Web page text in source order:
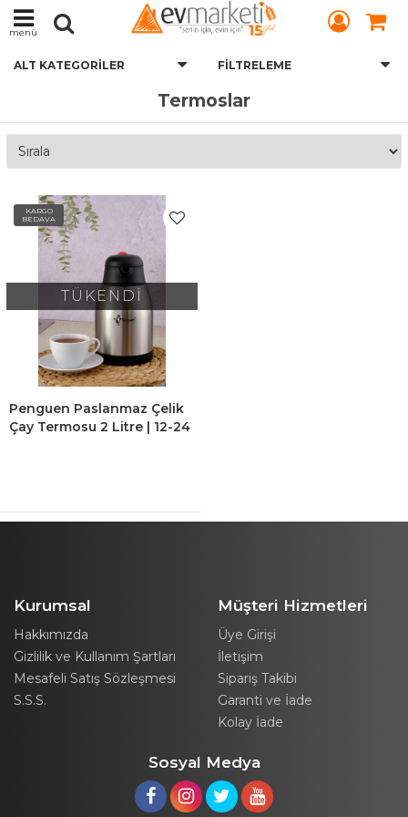
menü
ALT KATEGORILER FILTRELEME
Termoslar
KARGO
BEDAVA
TÜKENDİ
Penguen Paslanmaz Çelik
Çay Termosu 2 Litre | 12-24
Kurumsal
Hakkımızda
Gizlilik ve Kullanım Şartları
Mesafeli Satış Sözleşmesi
S.S.S.
Müşteri Hizmetleri
Üye Girişi
İletişim
Sipariş Takibi
Garanti ve İade
Kolay İade
Sosyal Medya